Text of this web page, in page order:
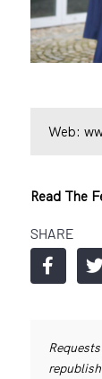
Web:
Read The
SHARE